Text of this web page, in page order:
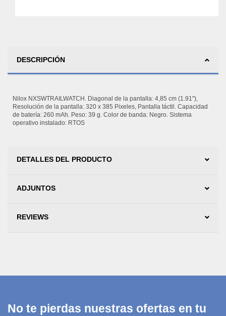
DESCRIPCIÓN
Nilox NXSWTRAILWATCH. Diagonal de la pantalla: 4,85 cm (1.91"),
Resolución de la pantalla: 320 x 385 Pixeles, Pantalla táctil. Capacidad
de batería: 260 mAh. Peso: 39 g. Color de banda: Negro. Sistema
operativo instalado: RTOS
DETALLES DEL PRODUCTO
ADJUNTOS
REVIEWS
No te pierdas nuestras ofertas en tu